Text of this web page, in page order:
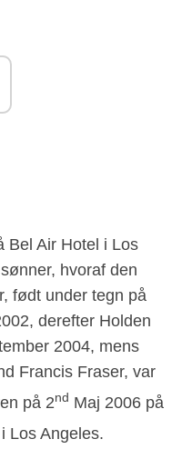
Bel Air Hotel i Los
hvoraf den
født under tegn på
derefter Holden
2004, mens
Francis Fraser, var
på 2nd Maj 2006 på
Los Angeles.